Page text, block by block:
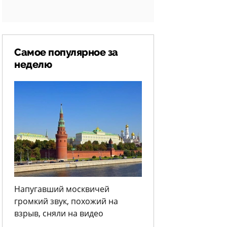
Самое популярное за
неделю
Напугавший москвичей
громкий звук, похожий на
взрыв, сняли на видео